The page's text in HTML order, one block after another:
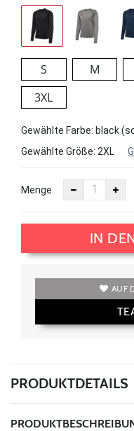
S M
3XL
Gewählte Farbe: black
Gewählte Größe: 2XL
Menge
IN
AUF
PRODUKTDETAILS